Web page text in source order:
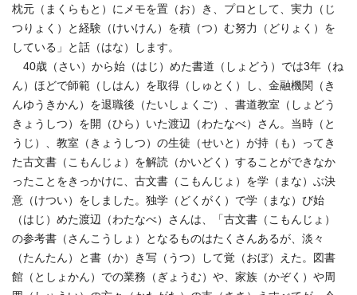
枕元（まくらもと）にメモを置（お）き、プロとして、実力（じ
つりょく）と経験（けいけん）を積（つ）む努力（どりょく）を
している」と話（はな）します。
40歳（さい）から始（はじ）めた書道（しょどう）では3年（ね
ん）ほどで師範（しはん）を取得（しゅとく）し、金融機関（き
んゆうきかん）を退職後（たいしょくご）、書道教室（しょどう
きょうしつ）を開（ひら）いた渡辺（わたなべ）さん。当時（と
うじ）、教室（きょうしつ）の生徒（せいと）が持（も）ってき
た古文書（こもんじょ）を解読（かいどく）することができなか
ったことをきっかけに、古文書（こもんじょ）を学（まな）ぶ決
意（けつい）をしました。独学（どくがく）で学（まな）び始
（はじ）めた渡辺（わたなべ）さんは、「古文書（こもんじょ）
の参考書（さんこうしょ）となるものはたくさんあるが、淡々
（たんたん）と書（か）き写（うつ）して覚（おぼ）えた。図書
館（としょかん）での業務（ぎょうむ）や、家族（かぞく）や周